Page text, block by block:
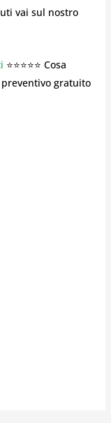
vai sul nostro
⭐⭐⭐⭐⭐ Cosa
gratuito